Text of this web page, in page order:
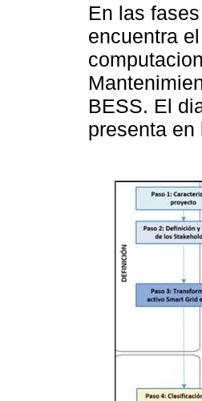
En las
encuentra
BESS. El
presenta en